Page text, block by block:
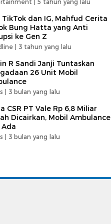
| 5 tahun yang lalu
TikTok dan IG, Mahfud Cerita
Bung Hatta yang Anti
ke Gen Z
| 3 tahun yang lalu
R Sandi Janji Tuntaskan
26 Unit Mobil
| 3 bulan yang lalu
CSR PT Vale Rp 6,8 Miliar
Dicairkan, Mobil Ambulance
Ada
| 3 bulan yang lalu